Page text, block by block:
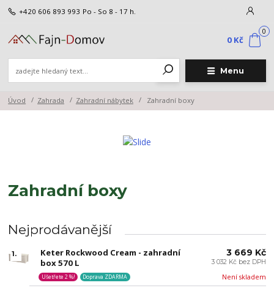
Menu
+420 606 893 993 Po - So 8 - 17 h.
0
0 Kč
Úvod Zahrada Zahradní nábytek Zahradní boxy
Zahradní boxy
Nejprodávanější
1.
Keter Rockwood Cream - zahradní
box 570 L
Není skladem
Ušetřete 2 %! Doprava ZDARMA
3 669 Kč
3 032 Kč bez DPH